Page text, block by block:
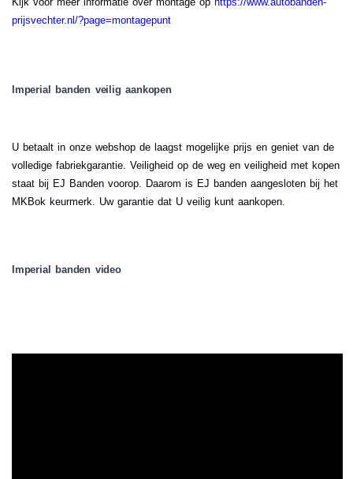
prijsvechter.nl/?page=montagepunt
Imperial banden veilig aankopen
U betaalt in onze webshop de laagst mogelijke prijs en geniet van de
volledige fabriekgarantie. Veiligheid op de weg en veiligheid met kopen
staat bij EJ Banden voorop. Daarom is EJ banden aangesloten bij het
MKBok keurmerk. Uw garantie dat U veilig kunt aankopen.
Imperial banden video